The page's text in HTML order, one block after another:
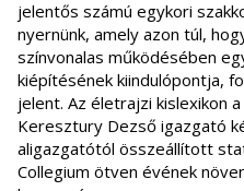
jelentős számú egykori
nyernünk, amely azon túl,
színvonalas működésében
kiépítésének kiindulópontja,
jelent. Az életrajzi kislexikon
Keresztury Dezső igazgató
aligazgatótól összeállított
Collegium ötven évének